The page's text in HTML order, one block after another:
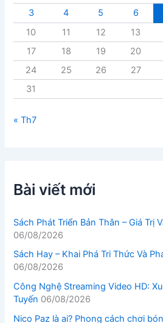
3
4 5 6
10
11 12 13
17
18 19 20
24
25 26 27
31
« Th7
Bài viết mới
Sách Phát Triển Bản Thân – Giá Trị
06/08/2026
Sách Hay – Khai Phá Tri Thức Và
06/08/2026
Công Nghệ Streaming Video HD:
Tuyến 06/08/2026
Nico Paz là ai? Phong cách chơi